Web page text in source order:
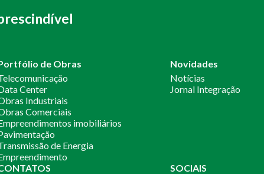
de Obras
Center
Industriais
Comerciais
imobiliários
de Energia
Novidades
Notícias
Jornal Integração
SOCIAIS